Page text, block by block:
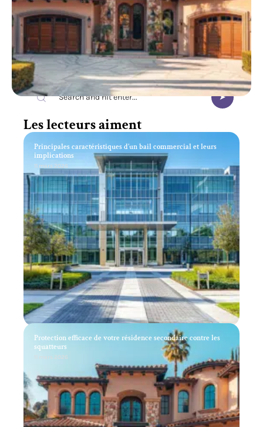
Recherche
Les lecteurs aiment
Principales caractéristiques d’un bail commercial et leurs
implications
11 mars 2026
Protection efficace de votre résidence secondaire contre les
squatteurs
11 mars 2026